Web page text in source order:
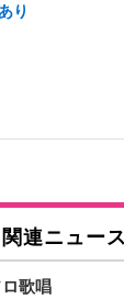
り
関連ニュース
歌唱